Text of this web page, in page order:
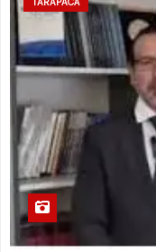
16 de agosto
Domingo